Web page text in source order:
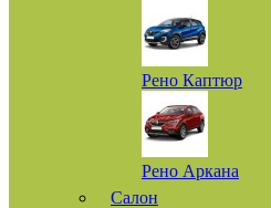
Рено Каптюр
Рено Аркана
Салон